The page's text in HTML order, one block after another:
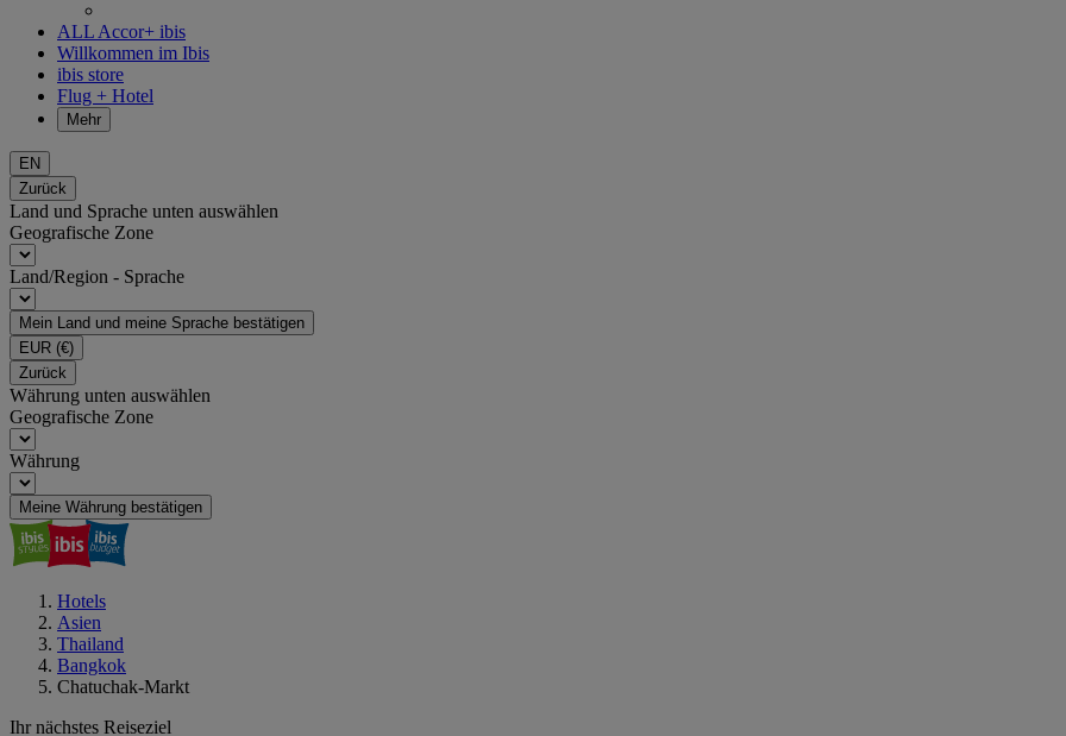
ALL Accor+ ibis
Willkommen im Ibis
ibis store
Flug + Hotel
Mehr
EN
Zurück
Land und Sprache unten auswählen
Geografische Zone
Land/Region - Sprache
Mein Land und meine Sprache bestätigen
EUR (€)
Zurück
Währung unten auswählen
Geografische Zone
Währung
Meine Währung bestätigen
Hotels
Asien
Thailand
Bangkok
Chatuchak-Markt
Ihr nächstes Reiseziel